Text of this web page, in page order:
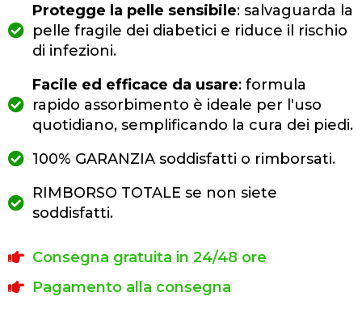
Protegge la pelle sensibile: salvaguarda la
pelle fragile dei diabetici e riduce il rischio
di infezioni.
Facile ed efficace da usare: formula
rapido assorbimento è ideale per l'uso
quotidiano, semplificando la cura dei piedi.
100% GARANZIA soddisfatti o rimborsati.
RIMBORSO TOTALE se non siete
soddisfatti.
Consegna gratuita in 24/48 ore
Pagamento alla consegna